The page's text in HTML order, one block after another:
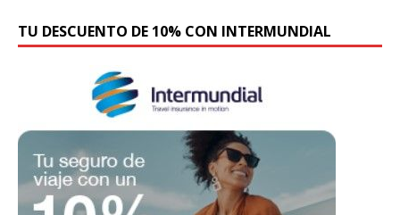
TU DESCUENTO DE 10% CON INTERMUNDIAL